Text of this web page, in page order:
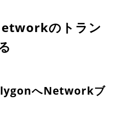
のトラン
へNetworkブ